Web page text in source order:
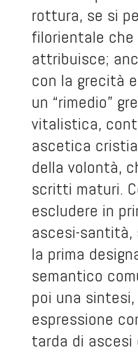
rottura, se si
filorientale che
attribuisce;
con la grecità
un “rimedio”
vitalistica,
ascetica
della volontà,
scritti maturi.
escludere in
ascesi-
la prima
semantico
poi una
espressione
tarda di ascesi